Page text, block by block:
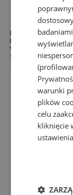
Buty Bates 8
E02260 - czarne
Wysokie
199,99 zł 459,99 zł
-
warunki
plików
celu
kliknięcie